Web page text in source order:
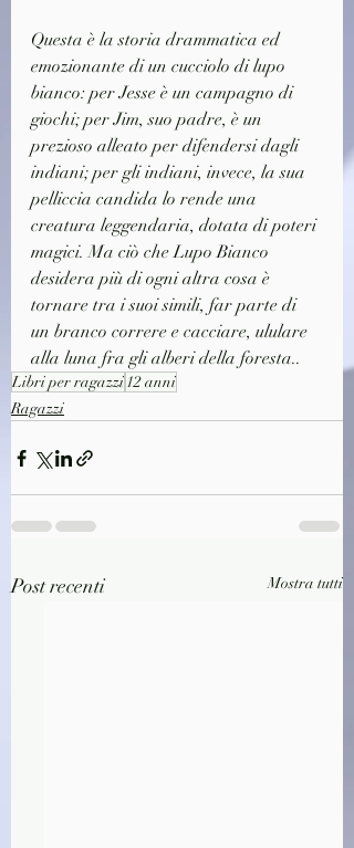
Questa è la storia drammatica ed
emozionante di un cucciolo di lupo
bianco: per Jesse è un campagno di
giochi; per Jim, suo padre, è un
prezioso alleato per difendersi dagli
indiani; per gli indiani, invece, la sua
pelliccia candida lo rende una
creatura leggendaria, dotata di poteri
magici. Ma ciò che Lupo Bianco
desidera più di ogni altra cosa è
tornare tra i suoi simili, far parte di
un branco correre e cacciare, ululare
alla luna fra gli alberi della foresta..
Libri per ragazzi12 anni
Ragazzi
Post recenti Mostra tutti